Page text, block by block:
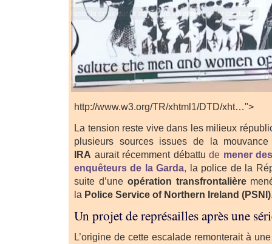
http://www.w3.org/TR/xhtml1/DTD/xht…">
La tension reste vive dans les milieux
plusieurs sources issues de la
IRA aurait récemment débattu de mener
enquêteurs de la Garda, la police de la
suite d’une opération transfrontalière
la Police Service of Northern Ireland (PSNI)
Un projet de représailles après une
L’origine de cette escalade remonterait à